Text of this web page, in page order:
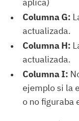
Columna G:
actualizada.
Columna H:
actualizada.
Columna I:
ejemplo si la
o no figuraba